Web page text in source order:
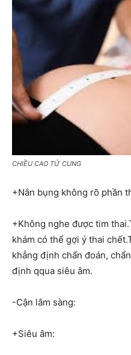
CHIỀU CAO TỬ CUNG
+Nắn bụng không rõ phần
+Không nghe được tim
khám có thể gợi ý thai
khẳng định chẩn đoán,
định qqua siêu âm.
-Cận lâm sàng:
+Siêu âm: